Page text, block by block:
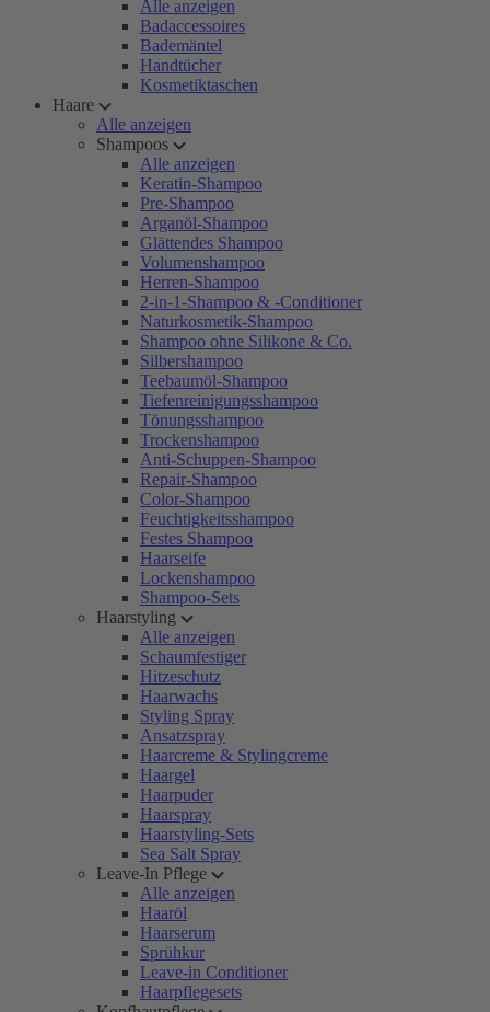
Alle anzeigen
Badaccessoires
Bademäntel
Handtücher
Kosmetiktaschen
Haare
Alle anzeigen
Shampoos
Alle anzeigen
Keratin-Shampoo
Pre-Shampoo
Arganöl-Shampoo
Glättendes Shampoo
Volumenshampoo
Herren-Shampoo
2-in-1-Shampoo & -Conditioner
Naturkosmetik-Shampoo
Shampoo ohne Silikone & Co.
Silbershampoo
Teebaumöl-Shampoo
Tiefenreinigungsshampoo
Tönungsshampoo
Trockenshampoo
Anti-Schuppen-Shampoo
Repair-Shampoo
Color-Shampoo
Feuchtigkeitsshampoo
Festes Shampoo
Haarseife
Lockenshampoo
Shampoo-Sets
Haarstyling
Alle anzeigen
Schaumfestiger
Hitzeschutz
Haarwachs
Styling Spray
Ansatzspray
Haarcreme & Stylingcreme
Haargel
Haarpuder
Haarspray
Haarstyling-Sets
Sea Salt Spray
Leave-In Pflege
Alle anzeigen
Haaröl
Haarserum
Sprühkur
Leave-in Conditioner
Haarpflegesets